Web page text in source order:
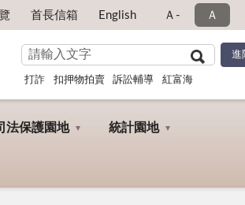
首長信箱 English Ａ- Ａ
打詐 扣押物拍賣 訴訟輔導 紅富海
法保護園地 統計園地